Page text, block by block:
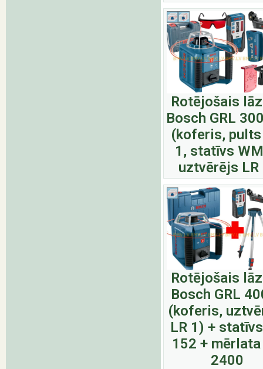
Rotējošais
Bosch GRL
(koferis, pults
1, statīvs
uztvērējs LR
Rotējošais
Bosch GRL
(koferis,
LR 1) +
152 + mērlata
2400